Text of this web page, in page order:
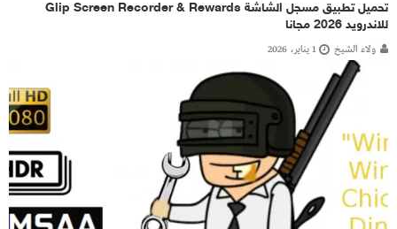
تحميل تطبيق مسجل الشاشة Glip Screen Recorder & Rewards
للاندرويد 2026 مجانا
ولاء الشيخ 1 يناير، 2026